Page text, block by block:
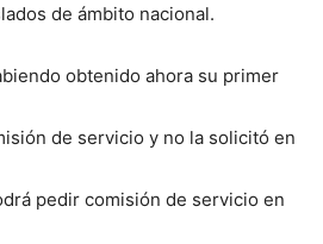
de ámbito nacional.
obtenido ahora su primer
de servicio y no la solicitó en
pedir comisión de servicio en